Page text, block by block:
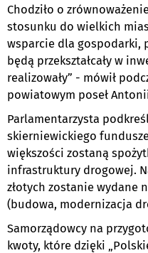
Chodziło o
stosunku do wielkich
wsparcie dla gospodarki,
będą przekształcały w
realizowały” - mówił
powiatowym poseł
Parlamentarzysta
skierniewickiego
większości zostaną
infrastruktury drogowej.
złotych zostanie wydane
(budowa, modernizacja
Samorządowcy na
kwoty, które dzięki